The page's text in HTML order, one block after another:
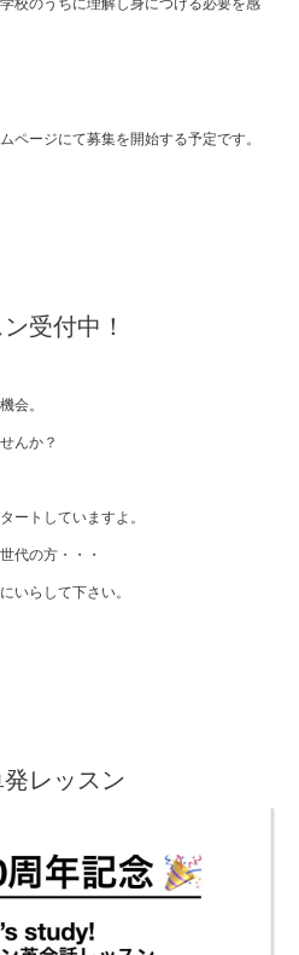
校のうちに理解し身につける必要を感
ページにて募集を開始する予定です。
受付中！
会。
んか？
ートしていますよ。
代の方・・・
いらして下さい。
レッスン